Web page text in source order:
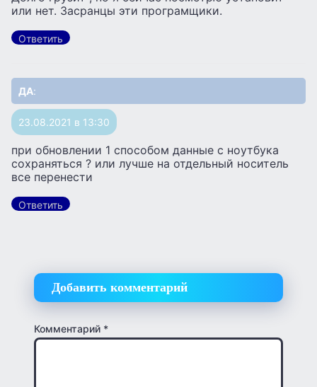
или нет. Засранцы эти програмщики.
Ответить
ДА:
23.08.2021 в 13:30
при обновлении 1 способом данные с ноутбука
сохраняться ? или лучше на отдельный носитель
все перенести
Ответить
Добавить комментарий
Комментарий *